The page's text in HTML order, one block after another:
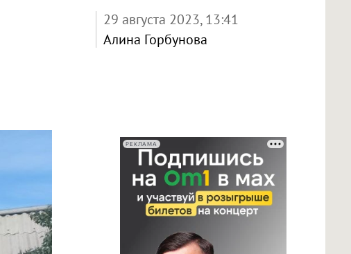
29 августа 2023, 13:41
Алина Горбунова
РЕКЛАМА